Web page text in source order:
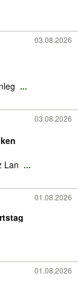
03.08.2026
...
03.08.2026
Lan ...
01.08.2026
01.08.2026